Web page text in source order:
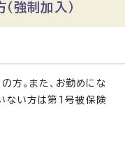
強制加入）
。また、お勤めにな
ない方は第1号被保険